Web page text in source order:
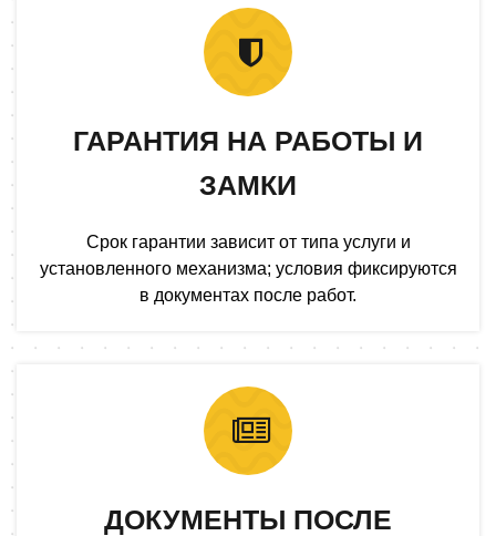
ГАРАНТИЯ НА РАБОТЫ И
ЗАМКИ
Срок гарантии зависит от типа услуги и
установленного механизма; условия фиксируются
в документах после работ.
ДОКУМЕНТЫ ПОСЛЕ